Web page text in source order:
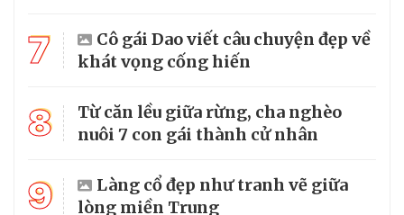
7
Cô gái Dao viết câu chuyện đẹp về
khát vọng cống hiến
8
Từ căn lều giữa rừng, cha nghèo
nuôi 7 con gái thành cử nhân
9
Làng cổ đẹp như tranh vẽ giữa
lòng miền Trung